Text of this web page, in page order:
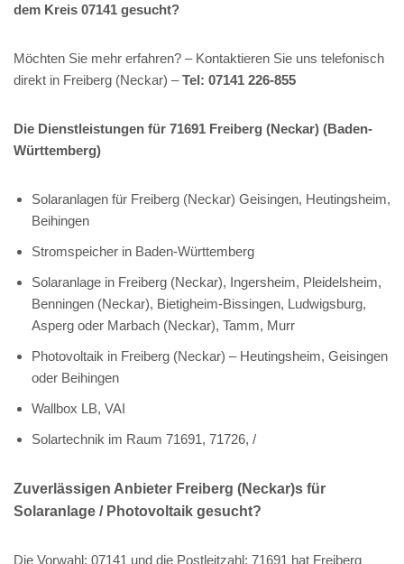
dem Kreis 07141 gesucht?
Möchten Sie mehr erfahren? – Kontaktieren Sie uns telefonisch
direkt in Freiberg (Neckar) –Tel: 07141 226-855
Die Dienstleistungen für 71691 Freiberg (Neckar) (Baden-
Württemberg)
Solaranlagen für Freiberg (Neckar) Geisingen, Heutingsheim,
Beihingen
Stromspeicher in Baden-Württemberg
Solaranlage in Freiberg (Neckar), Ingersheim, Pleidelsheim,
Benningen (Neckar), Bietigheim-Bissingen, Ludwigsburg,
Asperg oder Marbach (Neckar), Tamm, Murr
Photovoltaik in Freiberg (Neckar) – Heutingsheim, Geisingen
oder Beihingen
Wallbox LB, VAI
Solartechnik im Raum 71691, 71726, /
Zuverlässigen Anbieter Freiberg (Neckar)s für
Solaranlage / Photovoltaik gesucht?
Die Vorwahl: 07141 und die Postleitzahl: 71691 hat Freiberg